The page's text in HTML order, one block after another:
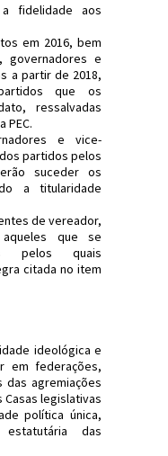
fidelidade aos
em 2016, bem
governadores e
a partir de 2018,
que os
ressalvadas
PEC.
e vice-
partidos pelos
suceder os
a titularidade
de vereador,
que se
pelos quais
citada no item
ideológica e
em federações,
agremiações
legislativas
política única,
das